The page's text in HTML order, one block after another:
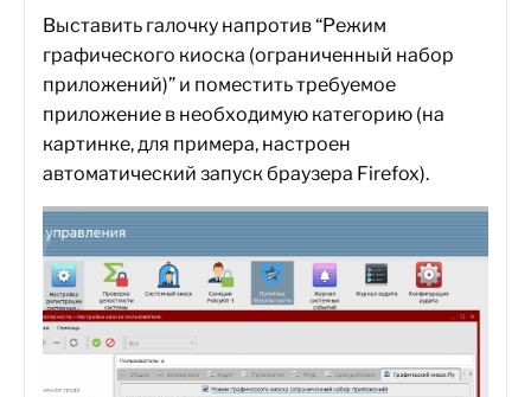
Выставить галочку напротив “Режим
графического киоска (ограниченный набор
приложений)” и поместить требуемое
приложение в необходимую категорию (на
картинке, для примера, настроен
автоматический запуск браузера Firefox).